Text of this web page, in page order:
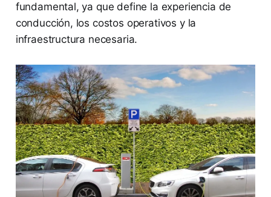
fundamental, ya que define la experiencia de
conducción, los costos operativos y la
infraestructura necesaria.